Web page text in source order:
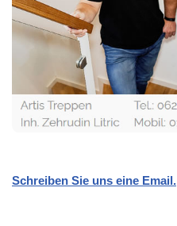
Schreiben Sie uns eine Email.